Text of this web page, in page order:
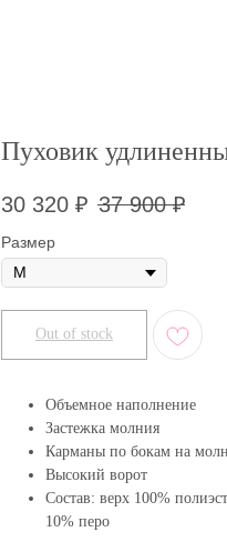
Пуховик
30 320 ₽ 37 900 ₽
Размер
Out of stock
Объемное наполнение
Застежка молния
Карманы по бокам на
Высокий ворот
Состав: верх 100%
10% перо